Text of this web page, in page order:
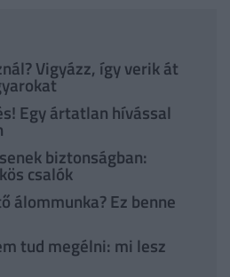
Vigyázz, így verik át
Egy ártatlan hívással
biztonságban:
csalók
álommunka? Ez benne
tud megélni: mi lesz